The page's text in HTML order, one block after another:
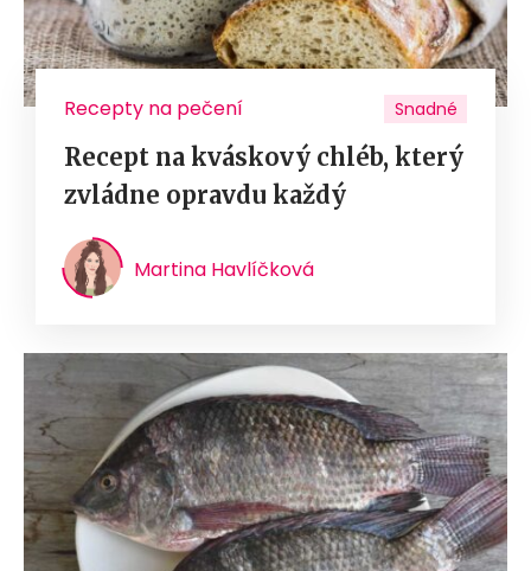
Recepty na pečení Snadné
Recept na kváskový chléb, který
zvládne opravdu každý
Martina Havlíčková